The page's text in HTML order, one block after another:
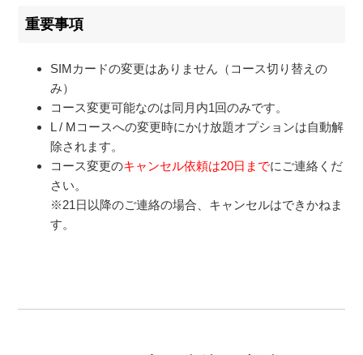
重要事項
SIMカードの変更はありません（コース切り替えの
み）
コース変更可能なのは同月内1回のみです。
L / Mコースへの変更時にかけ放題オプションは自動解
除されます。
コース変更のキャンセル依頼は20日までにご連絡くだ
さい。
※21日以降のご連絡の場合、キャンセルはできかねま
す。